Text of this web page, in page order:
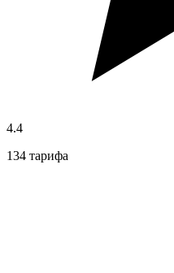
4.4
134 тарифа